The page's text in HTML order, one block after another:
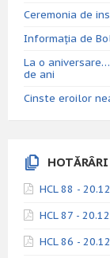
Ceremonia de
Informația de
La o
de ani
Cinste eroilor
HCL 88 -
HCL 87 -
HCL 86 -